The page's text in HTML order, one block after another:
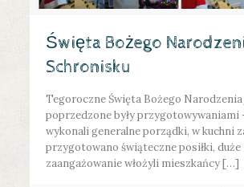
Święta Bożego
Schronisku
Tegoroczne Święta Bożego Narodzenia
poprzedzone były przygotowywaniami
wykonali generalne porządki, w kuchni
przygotowano świąteczne posiłki, duże
zaangażowanie włożyli mieszkańcy […]